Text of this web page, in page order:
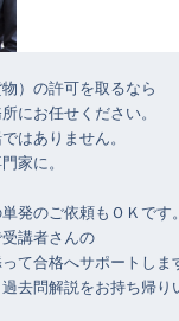
）の許可を取るなら
にお任せください。
はありません。
家に。
発のご依頼もＯＫです。
講者さんの
て合格へサポートしま
去問解説をお持ち帰り